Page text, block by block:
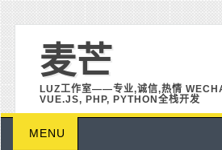
麦芒
LUZ工作室——专业,诚信,热情
VUE.JS, PHP, PYTHON全栈开发
Main menu
Skip to content
MENU